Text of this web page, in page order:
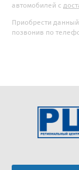
автомобилей с
Приобрести
позвонив по